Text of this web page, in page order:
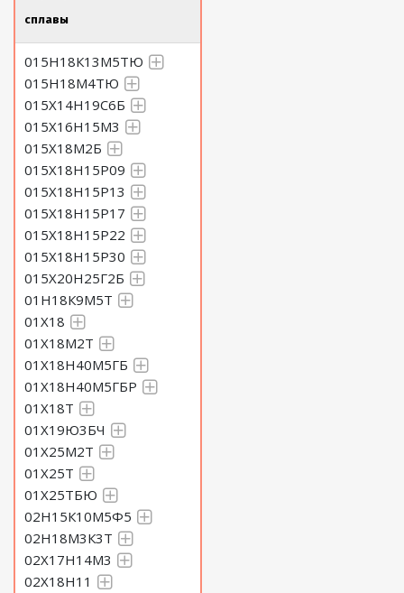
сплавы
015Н18К13М5ТЮ
015Н18М4ТЮ
015Х14Н19С6Б
015Х16Н15М3
015Х18М2Б
015Х18Н15Р09
015Х18Н15Р13
015Х18Н15Р17
015Х18Н15Р22
015Х18Н15Р30
015Х20Н25Г2Б
01Н18К9М5Т
01Х18
01Х18М2Т
01Х18Н40М5ГБ
01Х18Н40М5ГБР
01Х18Т
01Х19Ю3БЧ
01Х25М2Т
01Х25Т
01Х25ТБЮ
02Н15К10М5Ф5
02Н18М3К3Т
02Х17Н14М3
02Х18Н11